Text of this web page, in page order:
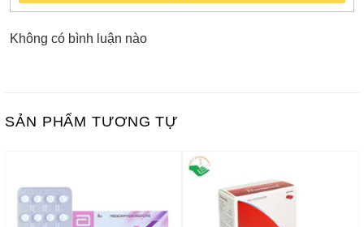
Không có bình luận nào
SẢN PHẨM TƯƠNG TỰ